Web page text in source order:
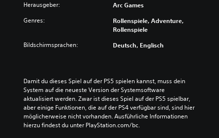
Herausgeber: Arc Games
Genres:
Rollenspiele, Adventure,
Rollenspiele
Bildschirmsprachen: Deutsch, Englisch
Damit du dieses Spiel auf der PS5 spielen kannst, muss dein
System auf die neueste Version der Systemsoftware
aktualisiert werden. Zwar ist dieses Spiel auf der PS5 spielbar,
aber einige Funktionen, die auf der PS4 verfügbar sind, sind hier
möglicherweise nicht vorhanden. Ausführliche Informationen
hierzu findest du unter PlayStation.com/bc.